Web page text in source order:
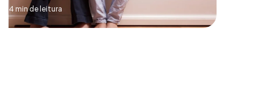
4 min de leitura